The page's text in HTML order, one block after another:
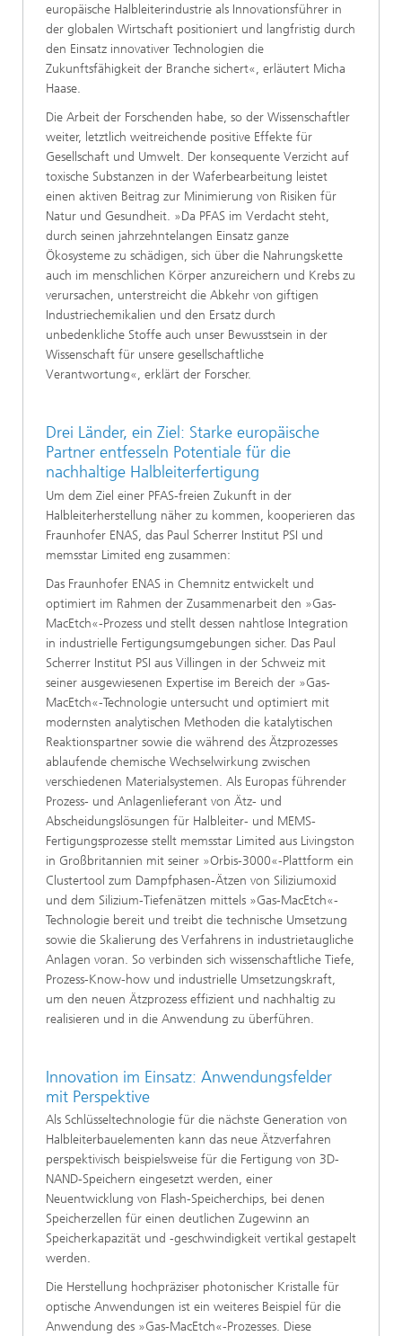
europäische Halbleiterindustrie als Innovationsführer in
der globalen Wirtschaft positioniert und langfristig durch
den Einsatz innovativer Technologien die
Zukunftsfähigkeit der Branche sichert«, erläutert Micha
Haase.
Die Arbeit der Forschenden habe, so der Wissenschaftler
weiter, letztlich weitreichende positive Effekte für
Gesellschaft und Umwelt. Der konsequente Verzicht auf
toxische Substanzen in der Waferbearbeitung leistet
einen aktiven Beitrag zur Minimierung von Risiken für
Natur und Gesundheit. »Da PFAS im Verdacht steht,
durch seinen jahrzehntelangen Einsatz ganze
Ökosysteme zu schädigen, sich über die Nahrungskette
auch im menschlichen Körper anzureichern und Krebs zu
verursachen, unterstreicht die Abkehr von giftigen
Industriechemikalien und den Ersatz durch
unbedenkliche Stoffe auch unser Bewusstsein in der
Wissenschaft für unsere gesellschaftliche
Verantwortung«, erklärt der Forscher.
Drei Länder, ein Ziel: Starke europäische
Partner entfesseln Potentiale für die
nachhaltige Halbleiterfertigung
Um dem Ziel einer PFAS-freien Zukunft in der
Halbleiterherstellung näher zu kommen, kooperieren das
Fraunhofer ENAS, das Paul Scherrer Institut PSI und
memsstar Limited eng zusammen:
Das Fraunhofer ENAS in Chemnitz entwickelt und
optimiert im Rahmen der Zusammenarbeit den »Gas-
MacEtch«-Prozess und stellt dessen nahtlose Integration
in industrielle Fertigungsumgebungen sicher. Das Paul
Scherrer Institut PSI aus Villingen in der Schweiz mit
seiner ausgewiesenen Expertise im Bereich der »Gas-
MacEtch«-Technologie untersucht und optimiert mit
modernsten analytischen Methoden die katalytischen
Reaktionspartner sowie die während des Ätzprozesses
ablaufende chemische Wechselwirkung zwischen
verschiedenen Materialsystemen. Als Europas führender
Prozess- und Anlagenlieferant von Ätz- und
Abscheidungslösungen für Halbleiter- und MEMS-
Fertigungsprozesse stellt memsstar Limited aus Livingston
in Großbritannien mit seiner »Orbis-3000«-Plattform ein
Clustertool zum Dampfphasen-Ätzen von Siliziumoxid
und dem Silizium-Tiefenätzen mittels »Gas-MacEtch«-
Technologie bereit und treibt die technische Umsetzung
sowie die Skalierung des Verfahrens in industrietaugliche
Anlagen voran. So verbinden sich wissenschaftliche Tiefe,
Prozess-Know-how und industrielle Umsetzungskraft,
um den neuen Ätzprozess effizient und nachhaltig zu
realisieren und in die Anwendung zu überführen.
Innovation im Einsatz: Anwendungsfelder
mit Perspektive
Als Schlüsseltechnologie für die nächste Generation von
Halbleiterbauelementen kann das neue Ätzverfahren
perspektivisch beispielsweise für die Fertigung von 3D-
NAND-Speichern eingesetzt werden, einer
Neuentwicklung von Flash-Speicherchips, bei denen
Speicherzellen für einen deutlichen Zugewinn an
Speicherkapazität und -geschwindigkeit vertikal gestapelt
werden.
Die Herstellung hochpräziser photonischer Kristalle für
optische Anwendungen ist ein weiteres Beispiel für die
Anwendung des »Gas-MacEtch«-Prozesses. Diese